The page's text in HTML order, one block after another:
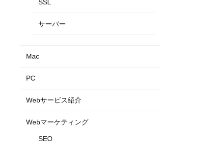
SSL
サーバー
Mac
PC
Webサービス紹介
Webマーケティング
SEO